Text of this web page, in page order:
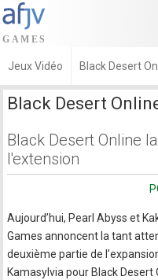
Jeux Vidéo Black Desert
Black Desert
Black Desert Online
l'extension
Aujourd’hui, Pearl Abyss et
Games annoncent la tant
deuxième partie de
Kamasylvia pour Black Desert